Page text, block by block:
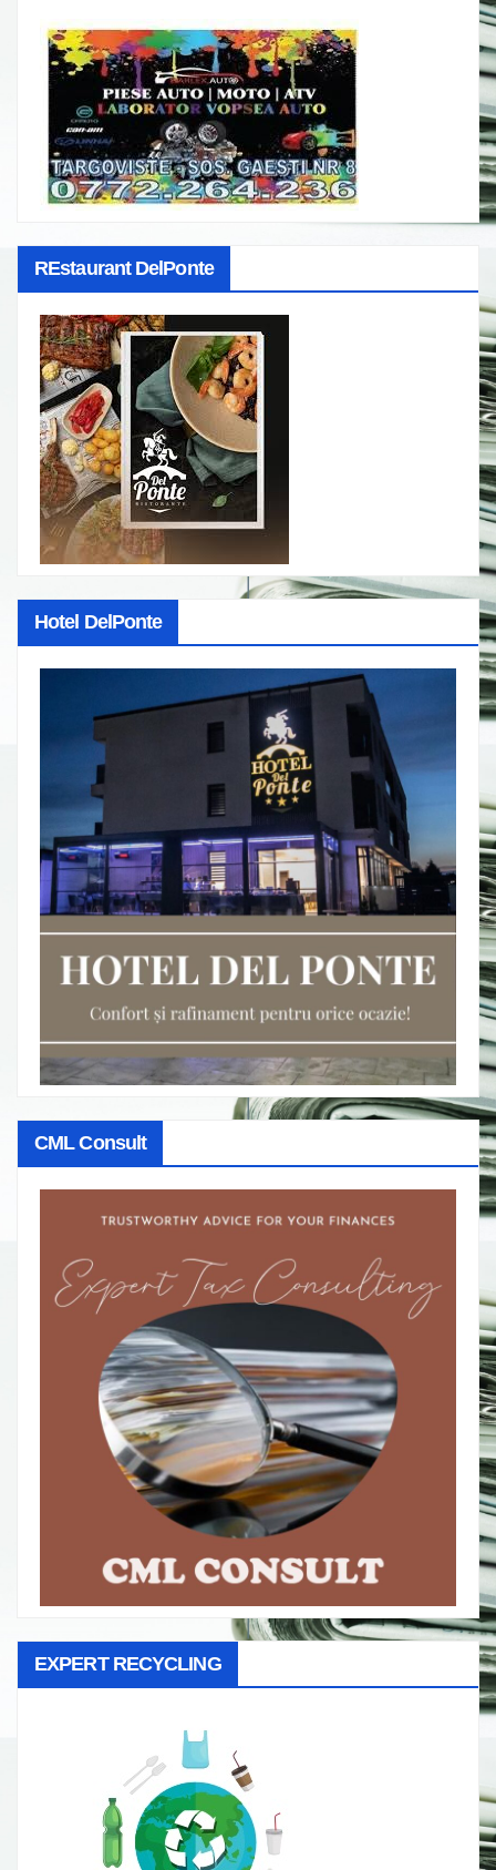
REstaurant DelPonte
Hotel DelPonte
CML Consult
EXPERT RECYCLING